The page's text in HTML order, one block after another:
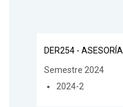
DER254 -
Semestre 2024
2024-2